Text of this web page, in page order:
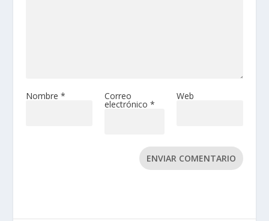
Nombre * Correo
electrónico *
Web
ENVIAR COMENTARIO